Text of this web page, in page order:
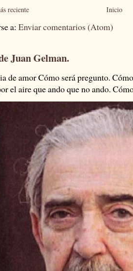
reciente Inicio
a: Enviar comentarios (Atom)
Juan Gelman.
de amor Cómo será pregunto.
el aire que ando que no ando.